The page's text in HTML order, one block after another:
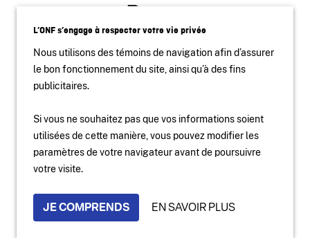
Accessibilité
Protection des renseignements personnels
2024 National Film Board of Canada
L’ONF s’engage à respecter votre vie privée
Nous utilisons des témoins de navigation afin d’assurer
le bon fonctionnement du site, ainsi qu’à des fins
publicitaires.
Si vous ne souhaitez pas que vos informations soient
utilisées de cette manière, vous pouvez modifier les
paramètres de votre navigateur avant de poursuivre
votre visite.
JE COMPRENDS EN SAVOIR PLUS